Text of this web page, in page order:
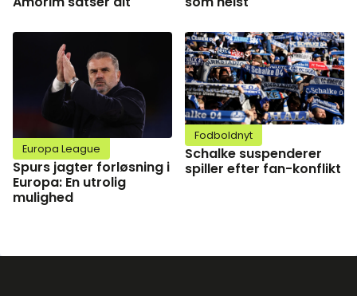
Europa League
Spurs jagter forløsning i
Europa: En utrolig
mulighed
Fodboldnyt
Schalke suspenderer
spiller efter fan-konflikt